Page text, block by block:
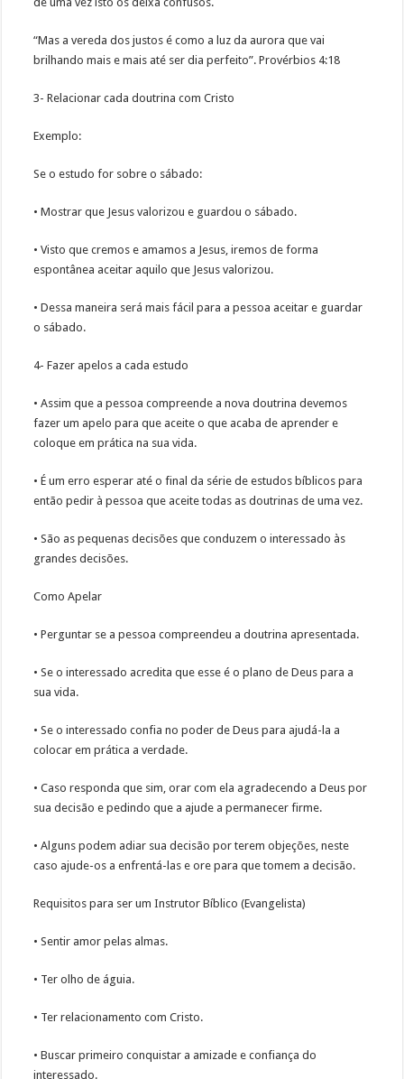
“Mas a vereda dos justos é como a luz da aurora que vai
brilhando mais e mais até ser dia perfeito”. Provérbios 4:18
3- Relacionar cada doutrina com Cristo
Exemplo:
Se o estudo for sobre o sábado:
• Mostrar que Jesus valorizou e guardou o sábado.
• Visto que cremos e amamos a Jesus, iremos de forma
espontânea aceitar aquilo que Jesus valorizou.
• Dessa maneira será mais fácil para a pessoa aceitar e guardar
o sábado.
4- Fazer apelos a cada estudo
• Assim que a pessoa compreende a nova doutrina devemos
fazer um apelo para que aceite o que acaba de aprender e
coloque em prática na sua vida.
• É um erro esperar até o final da série de estudos bíblicos para
então pedir à pessoa que aceite todas as doutrinas de uma vez.
• São as pequenas decisões que conduzem o interessado às
grandes decisões.
Como Apelar
• Perguntar se a pessoa compreendeu a doutrina apresentada.
• Se o interessado acredita que esse é o plano de Deus para a
sua vida.
• Se o interessado confia no poder de Deus para ajudá-la a
colocar em prática a verdade.
• Caso responda que sim, orar com ela agradecendo a Deus por
sua decisão e pedindo que a ajude a permanecer firme.
• Alguns podem adiar sua decisão por terem objeções, neste
caso ajude-os a enfrentá-las e ore para que tomem a decisão.
Requisitos para ser um Instrutor Bíblico (Evangelista)
• Sentir amor pelas almas.
• Ter olho de águia.
• Ter relacionamento com Cristo.
• Buscar primeiro conquistar a amizade e confiança do
interessado.